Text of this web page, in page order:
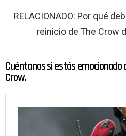
RELACIONADO: Por qué
reinicio de The Crow
Cuéntanos si estás emocionado
Crow.